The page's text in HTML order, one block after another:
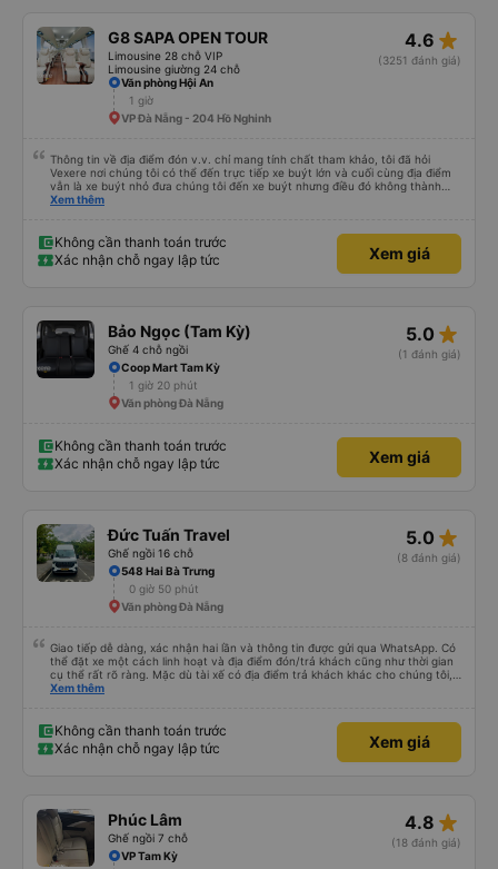
G8 SAPA OPEN TOUR
Limousine 28 chỗ VIP
Limousine giường 24 chỗ
4.6 star_rate
(3251 đánh giá)
Văn phòng Hội An
1 giờ
VP Đà Nẵng - 204 Hồ Nghinh
Thông tin về địa điểm đón v.v. chỉ mang tính chất tham khảo, tôi đã hỏi
Vexere nơi chúng tôi có thể đến trực tiếp xe buýt lớn và cuối cùng địa điểm
vẫn là xe buýt nhỏ đưa chúng tôi đến xe buýt nhưng điều đó không thành
vấn đề. Chúng tôi khởi hành đúng giờ từ Hà Nội nhưng đã nghỉ rất lâu ở sân
30 phút hai lần ở khu vực đường cao tốc (3 nghìn đồng để sử dụng phòng
tắm và chúng rất sạch sẽ) và cũng có thể mua rất nhiều đồ ăn nhẹ và thức
ăn khác nhau. Ghế ngồi rất thoải mái! Hãy nhớ rằng đôi khi chất lượng đường
có thể sử dụng chúng vì chúng trống. Nhìn chung là một hành trình rất tốt :)
Xem thêm
Không cần thanh toán trước
Xác nhận chỗ ngay lập tức
Xem giá
Bảo Ngọc (Tam Kỳ)
Ghế 4 chỗ ngồi
5.0 star_rate
(1 đánh giá)
Coop Mart Tam Kỳ
1 giờ 20 phút
Văn phòng Đà Nẵng
Không cần thanh toán trước
Xác nhận chỗ ngay lập tức
Xem giá
Đức Tuấn Travel
Ghế ngồi 16 chỗ
5.0 star_rate
(8 đánh giá)
548 Hai Bà Trưng
0 giờ 50 phút
Văn phòng Đà Nẵng
Giao tiếp dễ dàng, xác nhận hai lần và thông tin được gửi qua WhatsApp. Có
thể đặt xe một cách linh hoạt và địa điểm đón/trả khách cũng như thời gian
cụ thể rất rõ ràng. Mặc dù tài xế có địa điểm trả khách khác cho chúng tôi,
nhưng chúng tôi vẫn có thể đến địa điểm mình muốn.
Xem thêm
Không cần thanh toán trước
Xác nhận chỗ ngay lập tức
Xem giá
Phúc Lâm
Ghế ngồi 7 chỗ
4.8 star_rate
(18 đánh giá)
VP Tam Kỳ